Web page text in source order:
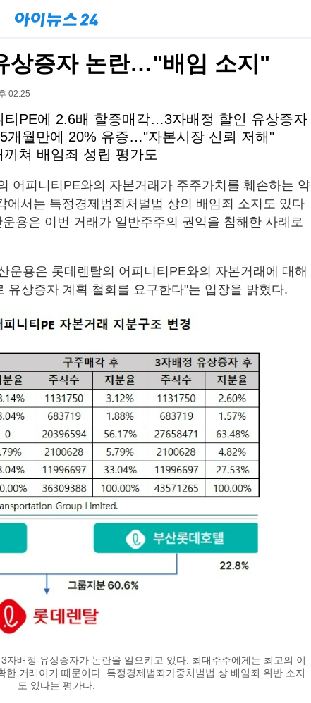
상증자 논란…"배임 소지"
02:25
티PE에 2.6배 할증매각…3자배정 할인 유상증자
개월만에 20% 유증…"자본시장 신뢰 저해"
쳐 배임죄 성립 평가도
어피니티PE와의 자본거래가 주주가치를 훼손하는 약
에서는 특정경제범죄처벌법 상의 배임죄 소지도 있다
용은 이번 거래가 일반주주의 권익을 침해한 사례로
운용은 롯데렌탈의 어피니티PE와의 자본거래에 대해
유상증자 계획 철회를 요구한다"는 입장을 밝혔다.
자배정 유상증자가 논란을 일으키고 있다. 최대주주에게는 최고의 이
거래이기 때문이다. 특정경제범죄가중처벌법 상 배임죄 위반 소지
도 있다는 평가다.